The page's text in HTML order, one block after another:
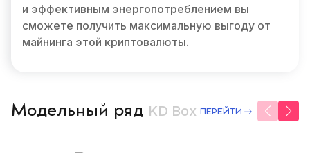
и эффективным энергопотреблением вы
сможете получить максимальную выгоду от
майнинга этой криптовалюты.
Модельный ряд KD Box ПЕРЕЙТИ